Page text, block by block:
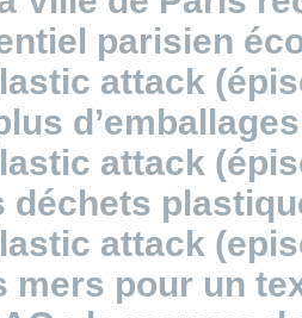
parisien
attack
attack
déchets
attack
mers pour un